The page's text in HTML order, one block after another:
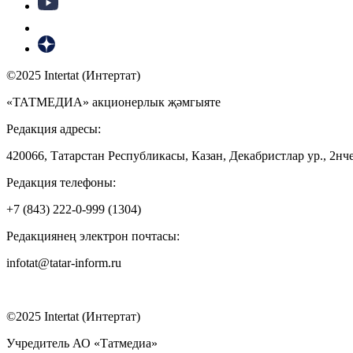
©2025 Intertat (Интертат)
«ТАТМЕДИА» акционерлык җәмгыяте
Редакция адресы:
420066, Татарстан Республикасы, Казан, Декабристлар ур.,
Редакция телефоны:
+7 (843) 222-0-999 (1304)
Редакциянең электрон почтасы:
infotat@tatar-inform.ru
©2025 Intertat (Интертат)
Учредитель АО «Татмедиа»